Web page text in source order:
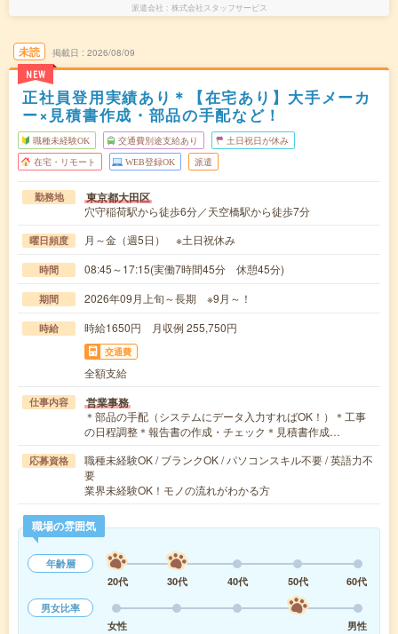
派遣会社 株式会社スタッフサービス
未読
NEW
掲載日 2026/08/09
正社員登用実績あり＊【在宅あり】大手メーカ
ー×見積書作成・部品の手配など！
職種未経験OK 交通費別途支給あり 土日祝日が休み
在宅・リモート WEB登録OK 派遣
勤務地 東京都大田区
穴守稲荷駅から徒歩6分／天空橋駅から徒歩7分
曜日頻度 月～金（週5日） ※土日祝休み
時間 08:45～17:15(実働7時間45分 休憩45分)
期間 2026年09月上旬～長期 ※9月～！
時給 時給1650円 月収例 255,750円
交通費
全額支給
仕事内容 営業事務
＊部品の手配（システムにデータ入力すればOK！）＊工事
の日程調整＊報告書の作成・チェック＊見積書作成…
応募資格
職種未経験OK / ブランクOK / パソコンスキル不要 / 英語力不
要
業界未経験OK！モノの流れがわかる方
職場の雰囲気
年齢層
20代
30代 40代 50代
60代
男女比率
女性
男性